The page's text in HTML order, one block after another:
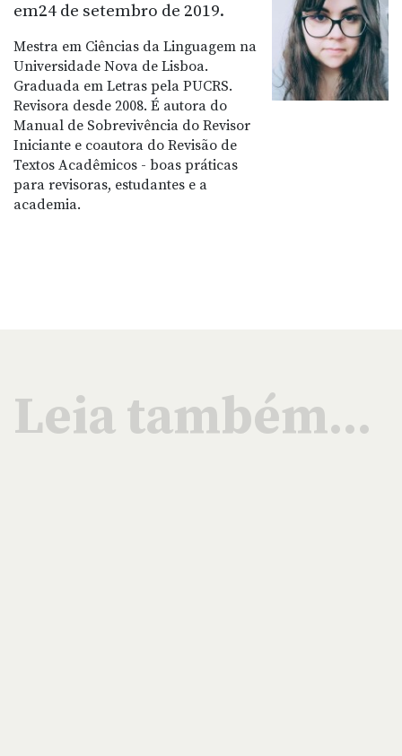
em24 de setembro de 2019.
Mestra em Ciências da Linguagem na
Universidade Nova de Lisboa.
Graduada em Letras pela PUCRS.
Revisora desde 2008. É autora do
Manual de Sobrevivência do Revisor
Iniciante e coautora do Revisão de
Textos Acadêmicos - boas práticas
para revisoras, estudantes e a
academia.
Leia também...